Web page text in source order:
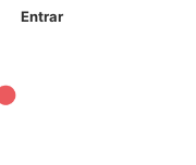
Entrar